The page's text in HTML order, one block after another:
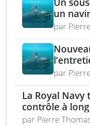
un
lors de
par
Royal
par
La Royal Navy
contrôle à
drones
par Pierre